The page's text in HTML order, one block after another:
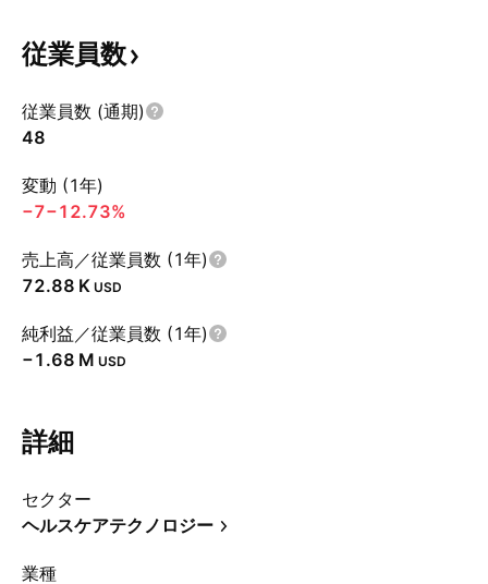
従業員数
従業員数 (通期)
48
変動 (1年)
−7−12.73%
売上高／従業員数 (1年)
‪72.88 K‬ USD
純利益／従業員数 (1年)
‪−1.68 M‬ USD
詳細
セクター
ヘルスケアテクノロジー
業種